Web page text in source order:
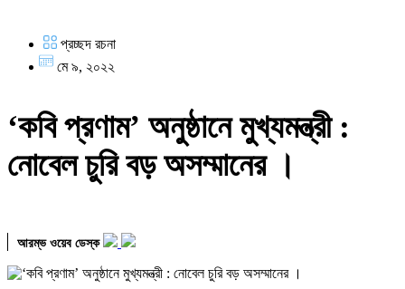
প্রচ্ছদ রচনা
মে ৯, ২০২২
‘কবি প্রণাম’ অনুষ্ঠানে মুখ্যমন্ত্রী :
নোবেল চুরি বড় অসম্মানের ।
আরম্ভ ওয়েব ডেস্ক